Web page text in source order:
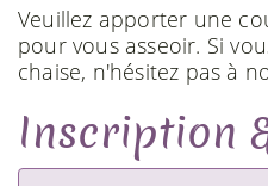
Veuillez apporter une
pour vous asseoir. Si
chaise, n'hésitez pas à
Inscription